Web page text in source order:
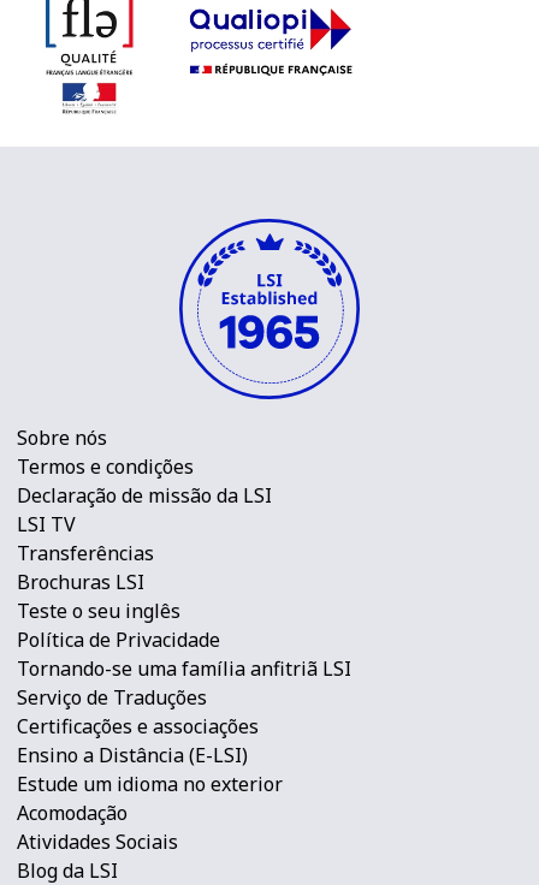
Sobre nós
Termos e condições
Declaração de missão da LSI
LSI TV
Transferências
Brochuras LSI
Teste o seu inglês
Política de Privacidade
Tornando-se uma família anfitriã LSI
Serviço de Traduções
Certificações e associações
Ensino a Distância (E-LSI)
Estude um idioma no exterior
Acomodação
Atividades Sociais
Blog da LSI